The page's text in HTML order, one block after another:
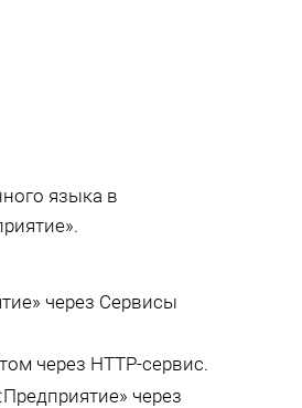
языка в
через Сервисы
через HTTP-сервис.
через